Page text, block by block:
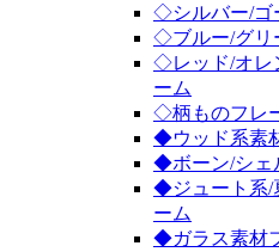
◇シルバー/ゴ
◇ブルー/グリ
◇レッド/オレ
ーム
◇柄ものフレ
◆ウッド系素
◆ボーン/シェ
◆ジュート系/
ーム
◆ガラス素材